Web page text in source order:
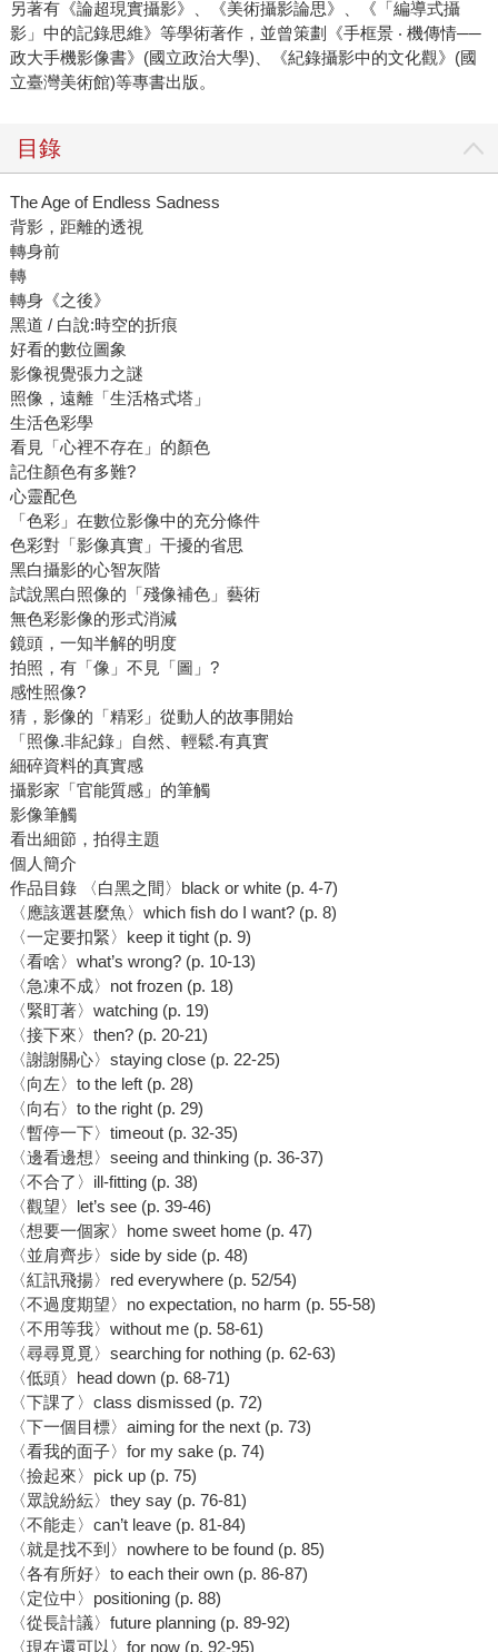
另著有《論超現實攝影》、《美術攝影論思》、《「編導式攝
影」中的記錄思維》等學術著作，並曾策劃《手框景 ‧ 機傳情──
政大手機影像書》(國立政治大學)、《紀錄攝影中的文化觀》(國
立臺灣美術館)等專書出版。
目錄
The Age of Endless Sadness
背影，距離的透視
轉身前
轉
轉身《之後》
黑道 / 白說:時空的折痕
好看的數位圖象
影像視覺張力之謎
照像，遠離「生活格式塔」
生活色彩學
看見「心裡不存在」的顏色
記住顏色有多難?
心靈配色
「色彩」在數位影像中的充分條件
色彩對「影像真實」干擾的省思
黑白攝影的心智灰階
試說黑白照像的「殘像補色」藝術
無色彩影像的形式消減
鏡頭，一知半解的明度
拍照，有「像」不見「圖」?
感性照像?
猜，影像的「精彩」從動人的故事開始
「照像.非紀錄」自然、輕鬆.有真實
細碎資料的真實感
攝影家「官能質感」的筆觸
影像筆觸
看出細節，拍得主題
個人簡介
作品目錄 〈白黑之間〉black or white (p. 4-7)
〈應該選甚麼魚〉which fish do I want? (p. 8)
〈一定要扣緊〉keep it tight (p. 9)
〈看啥〉what’s wrong? (p. 10-13)
〈急凍不成〉not frozen (p. 18)
〈緊盯著〉watching (p. 19)
〈接下來〉then? (p. 20-21)
〈謝謝關心〉staying close (p. 22-25)
〈向左〉to the left (p. 28)
〈向右〉to the right (p. 29)
〈暫停一下〉timeout (p. 32-35)
〈邊看邊想〉seeing and thinking (p. 36-37)
〈不合了〉ill-fitting (p. 38)
〈觀望〉let’s see (p. 39-46)
〈想要一個家〉home sweet home (p. 47)
〈並肩齊步〉side by side (p. 48)
〈紅訊飛揚〉red everywhere (p. 52/54)
〈不過度期望〉no expectation, no harm (p. 55-58)
〈不用等我〉without me (p. 58-61)
〈尋尋覓覓〉searching for nothing (p. 62-63)
〈低頭〉head down (p. 68-71)
〈下課了〉class dismissed (p. 72)
〈下一個目標〉aiming for the next (p. 73)
〈看我的面子〉for my sake (p. 74)
〈撿起來〉pick up (p. 75)
〈眾說紛紜〉they say (p. 76-81)
〈不能走〉can’t leave (p. 81-84)
〈就是找不到〉nowhere to be found (p. 85)
〈各有所好〉to each their own (p. 86-87)
〈定位中〉positioning (p. 88)
〈從長計議〉future planning (p. 89-92)
〈現在還可以〉for now (p. 92-95)